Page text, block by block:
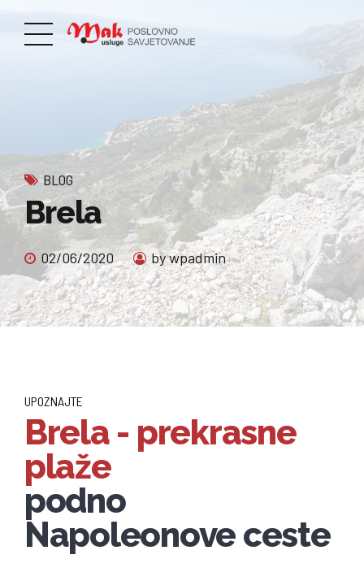
BLOG
Brela
02/06/2020 by wpadmin
UPOZNAJTE
Brela - prekrasne
plaže
podno
Napoleonove ceste